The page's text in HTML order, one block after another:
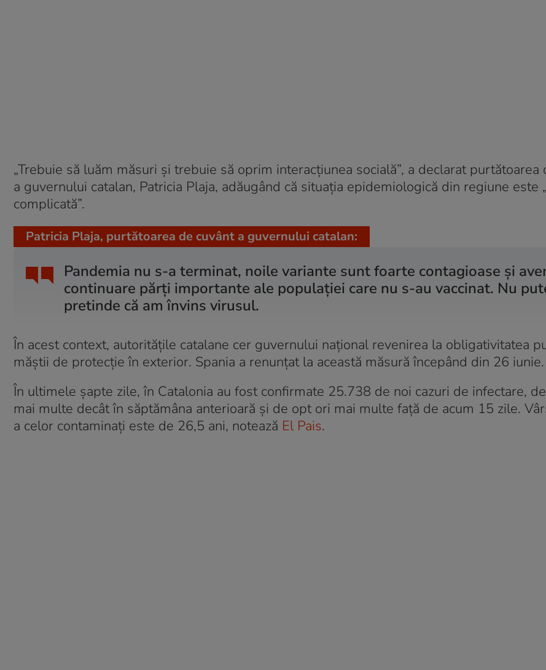
„Trebuie să luăm măsuri și trebuie să oprim interacțiunea socială”, a declarat purtătoarea
a guvernului catalan, Patricia Plaja, adăugând că situația epidemiologică din regiune este
complicată”.
Pandemia nu s-a terminat, noile variante sunt foarte contagioase şi
continuare părţi importante ale populaţiei care nu s-au vaccinat. Nu
pretinde că am învins virusul.
Patricia Plaja, purtătoarea de cuvânt a guvernului catalan:
În acest context, autoritățile catalane cer guvernului național revenirea la obligativitatea
măștii de protecție în exterior. Spania a renunțat la această măsură începând din 26 iunie.
În ultimele șapte zile, în Catalonia au fost confirmate 25.738 de noi cazuri de infectare,
mai multe decât în săptămâna anterioară și de opt ori mai multe față de acum 15 zile.
a celor contaminați este de 26,5 ani, notează El Pais.